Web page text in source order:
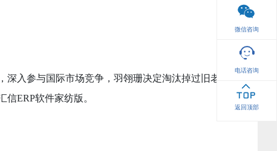
入参与国际市场竞争，羽翎珊决定淘汰掉过旧老
ERP软件家纺版。
微信咨询
电话咨询
返回顶部